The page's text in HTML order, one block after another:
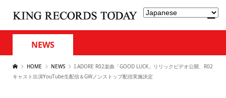
NEWS
HOME NEWS
I.ADORE R02楽曲「GOOD LUCK」リリックビデオ公開、R02
キャスト出演YouTube生配信＆GWノンストップ配信実施決定